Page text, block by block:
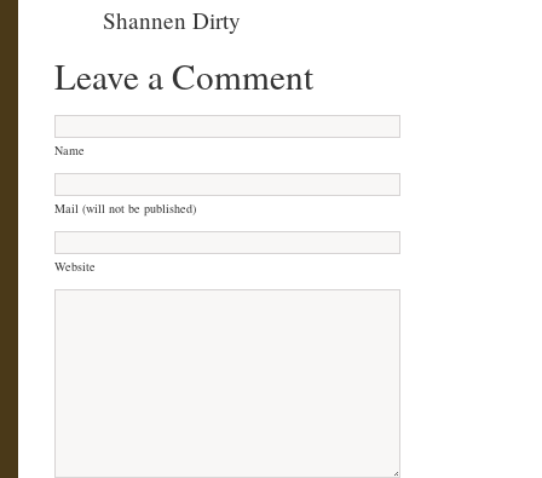
Shannen Dirty
Leave a Comment
Name
Mail (will not be published)
Website